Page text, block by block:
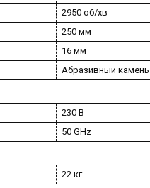
2950 об/хв
250 мм
16 мм
Абразивный камень
230 В
50 GHz
22 кг